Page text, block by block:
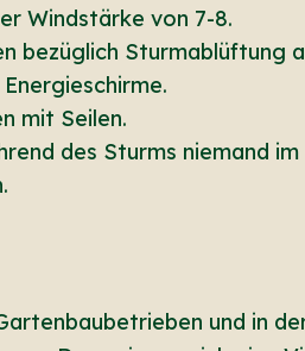
Windstärke von 7-8.
bezüglich Sturmablüftung
mit Seilen.
des Sturms niemand
und in